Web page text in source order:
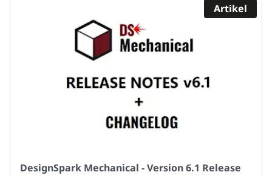
Artikel
DesignSpark Mechanical - Version 6.1 Release